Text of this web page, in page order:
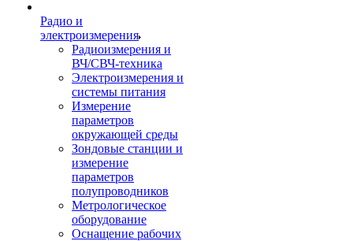
Радио и
электроизмерения
Радиоизмерения и
ВЧ/СВЧ-техника
Электроизмерения и
системы питания
Измерение
параметров
окружающей среды
Зондовые станции и
измерение
параметров
полупроводников
Метрологическое
оборудование
Оснащение рабочих